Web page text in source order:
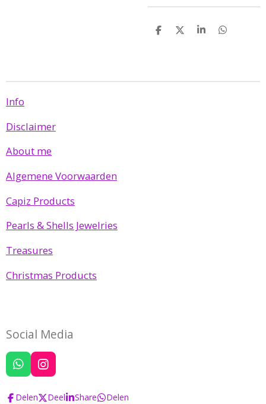
D
D
S
D
Info
Disclaimer
About me
Algemene Voorwaarden
Capiz Products
Pearls & Shells Jewelries
Treasures
Christmas Products
Social Media
W
h
a
I
n
s
Delen Deel Share Delen